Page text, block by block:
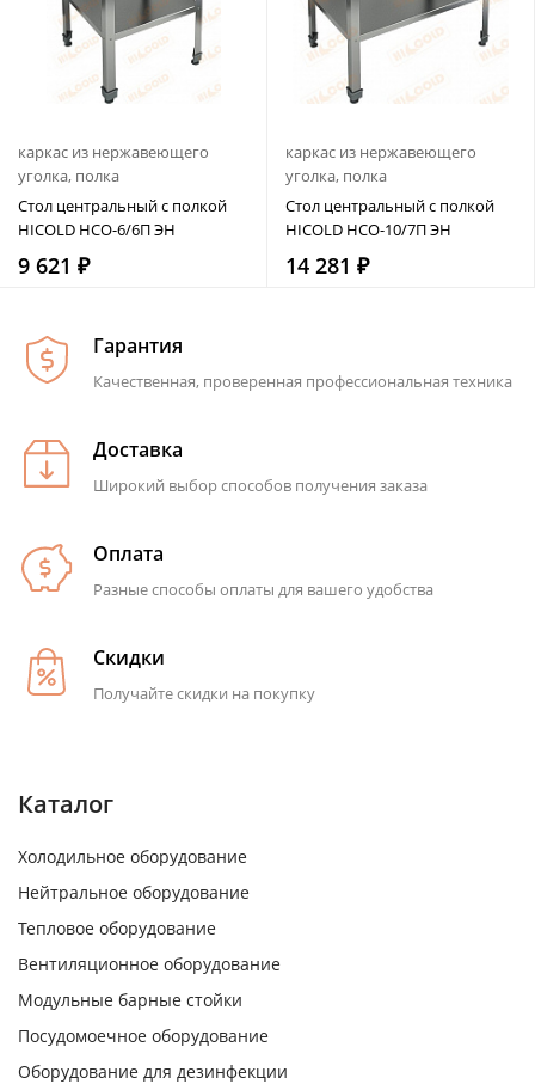
каркас из нержавеющего
уголка, полка
Стол центральный с полкой
HICOLD НСО-6/6П ЭН
9 621 ₽
каркас из нержавеющего
уголка, полка
Стол центральный с полкой
HICOLD НСО-10/7П ЭН
14 281 ₽
Гарантия
Качественная, проверенная профессиональная техника
Доставка
Широкий выбор способов получения заказа
Оплата
Разные способы оплаты для вашего удобства
Скидки
Получайте скидки на покупку
Каталог
Холодильное оборудование
Нейтральное оборудование
Тепловое оборудование
Вентиляционное оборудование
Модульные барные стойки
Посудомоечное оборудование
Оборудование для дезинфекции